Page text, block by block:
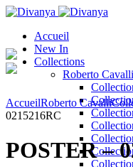
Accueil
New In
Collections
Roberto Cavalli
AccueilRoberto Cavalli
0215216RC
POSTER –